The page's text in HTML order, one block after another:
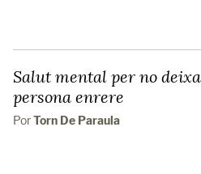
Salut mental per no
persona enrere
PorTorn De Paraula